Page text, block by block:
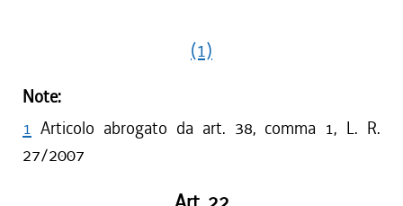
(1)
Note:
1 Articolo abrogato da art. 38, comma 1, L. R.
27/2007